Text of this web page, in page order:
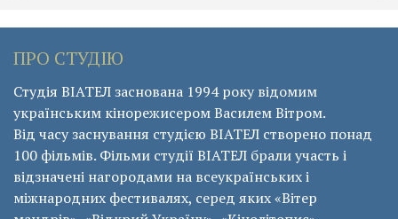
ПРО СТУДІЮ
Студія ВІАТЕЛ заснована 1994 року відомим
українським кінорежисером Василем Вітром.
Від часу заснування студією ВІАТЕЛ створено понад
100 фільмів. Фільми студії ВІАТЕЛ брали участь і
відзначені нагородами на всеукраїнських і
міжнародних фестивалях, серед яких «Вітер